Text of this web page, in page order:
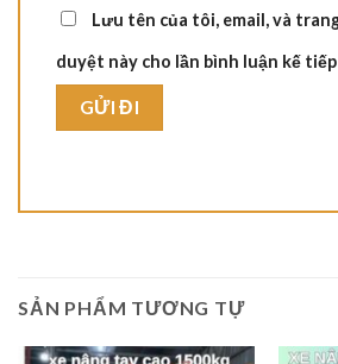
Lưu tên của tôi, email, và
duyệt này cho lần bình luận kế
SẢN PHẨM TƯƠNG TỰ